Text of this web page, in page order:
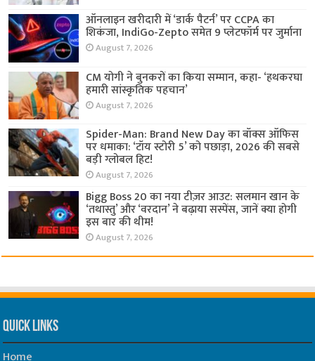
ऑनलाइन खरीदारी में ‘डार्क पैटर्न’ पर CCPA का
शिकंजा, IndiGo-Zepto समेत 9 प्लेटफॉर्म पर जुर्माना
August 7, 2026
CM योगी ने बुनकरों का किया सम्मान, कहा- ‘हथकरघा
हमारी सांस्कृतिक पहचान’
August 7, 2026
Spider-Man: Brand New Day का बॉक्स ऑफिस
पर धमाका: ‘टॉय स्टोरी 5’ को पछाड़ा, 2026 की सबसे
बड़ी ग्लोबल हिट!
August 7, 2026
Bigg Boss 20 का नया टीज़र आउट: सलमान खान के
‘तथास्तु’ और ‘वरदान’ ने बढ़ाया सस्पेंस, जानें क्या होगी
इस बार की थीम!
August 7, 2026
Quick Links
Home